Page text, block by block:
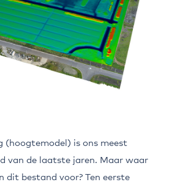
(hoogtemodel) is ons meest
van de laatste jaren. Maar waar
dit bestand voor? Ten eerste